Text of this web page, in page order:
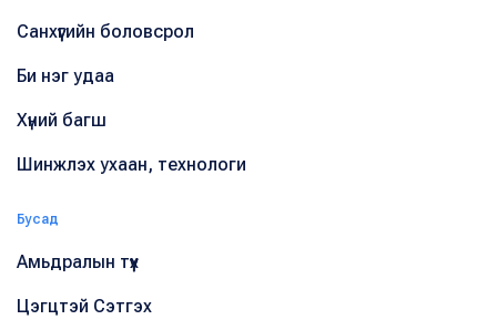
Санхүүгийн боловсрол
Би нэг удаа
Хүний багш
Шинжлэх ухаан, технологи
Бусад
Амьдралын түүх
Цэгцтэй Сэтгэх